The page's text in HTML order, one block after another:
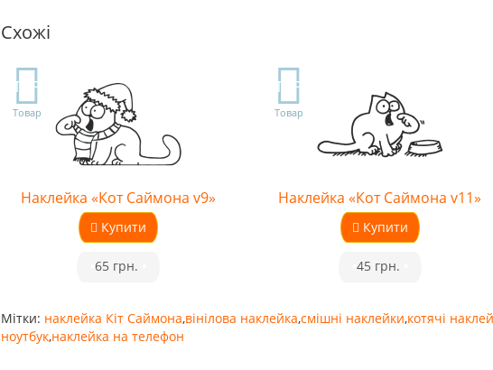
Схожі
TOP
Товар
Наклейка «Кот Саймона v9»
Купити
65 грн.
TOP
Товар
Наклейка «Кот Саймона v11»
Купити
45 грн.
Мітки: наклейка Кіт Саймона,вінілова наклейка,смішні наклейки,котячі
ноутбук,наклейка на телефон